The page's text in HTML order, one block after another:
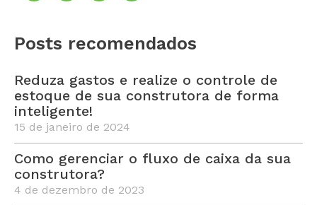
Posts recomendados
Reduza gastos e realize o controle de
estoque de sua construtora de forma
inteligente!
15 de janeiro de 2024
Como gerenciar o fluxo de caixa da sua
construtora?
4 de dezembro de 2023